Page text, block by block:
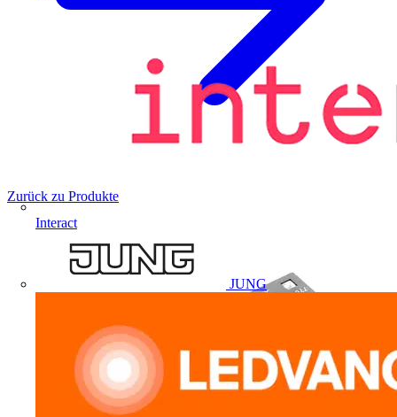
Interact
JUNG
Zurück zu Produkte